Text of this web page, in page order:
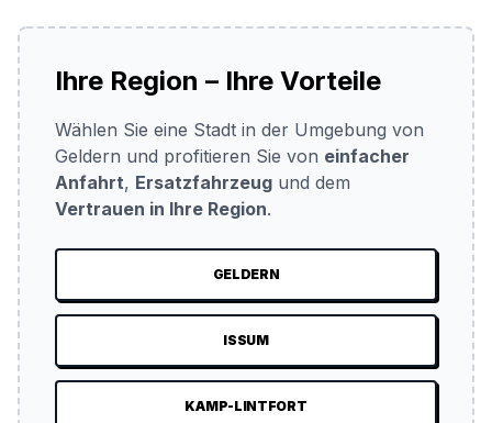
Ihre Region – Ihre Vorteile
Wählen Sie eine Stadt in der Umgebung von
Geldern und profitieren Sie von einfacher
Anfahrt, Ersatzfahrzeug und dem
Vertrauen in Ihre Region.
GELDERN
ISSUM
KAMP-LINTFORT